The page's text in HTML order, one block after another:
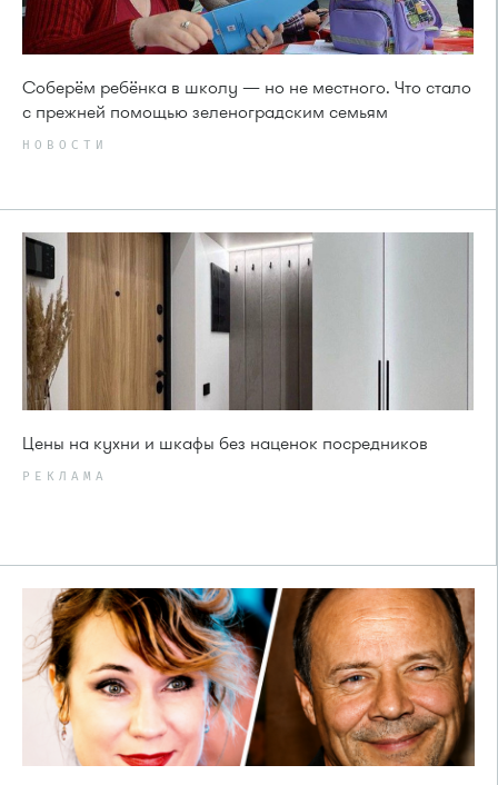
Соберём ребёнка в школу — но не местного. Что стало
с прежней помощью зеленоградским семьям
НОВОСТИ
Цены на кухни и шкафы без наценок посредников
РЕКЛАМА